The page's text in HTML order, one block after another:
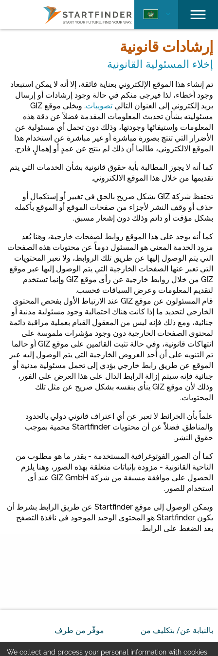
إرشادات قانونية
إخلاء المسئولية القانونية
تم إنشاء هذا الموقع الإلكتروني بعناية فائقة، إلا أنه لا يمكن استبعاد
وجود أخطاء، لذا فيرجى منكم في حالة وجود إرشادات أو إرسال
بريد إلكتروني إلى العنوان التالي تصويبات
. ويخلي موقع GIZ
مسئوليته بشأن تحديث المعلومات المقدمة فضلاً عن دقة هذه
المعلومات وإستيفائها وجودتها، وذلك دون تحمل أي مسئولية عن
الأضرار التي تنتج بصورة مباشرة أو غير مباشرة عن استخدام هذا
الموقع الالكتروني، طالما أن ذلك لم ينتج عن عمدٍ أو إهمالٍ فادح.
كما أنه لا يجوز المطالبة بأية حقوق قانونية بشأن الخدمات التي يتم
تقديمها من خلال هذا الموقع الالكتروني.
تحتفظ شركة GIZ بشكل صريح بالحق في تغيير أو إستكمال أو
حذف أو وقف النشر لأجزاء من صفحات الموقع أو الموقع بأكمله
بشكل مؤقت أو دائم وذلك دون إشعار مسبق.
كما أنه يوجد على هذا الموقع روابط لصفحات خارجية، وهنا يُعد
مزود الخدمة المعني هو المسئول دوماً عن محتويات هذه الصفحات
التي يتم الوصول إليها عن طريق تلك الروابط، ولا تعبر المحتويات
التي تعبر عنها الصفحات الخارجية التي يتم الوصول إليها عبر موقع
GIZ من خلال روابط خارجية عن رأي موقع GIZ وإنما تستخدم
لتقديم المعلومات وعرض السياقات فحسب.
قام المسئولون عن موقع GIZ عند الارتباط الأول بفحص المحتوى
الخارجي لتحديد ما إذا كانت هناك احتمالية وجود مسئولية مدنية أو
جنائية، ومع ذلك فإنه ليس من المعقول القيام بعملية مراقبة دائمة
لمحتوى الصفحات الخارجية دون وجود مؤشرات ملموسة على
انتهاكات قانونية، وفي حالة تثبت القائمين على موقع GIZ أو حالما
تم التنويه على أن أحد العروض الخارجية التي يتم الوصول إليه عبر
الموقع عن طريق رابط خارجي يؤدي إلى تحمل مسئولية مدنية أو
جنائية فإنه سيتم إزالة الرابط الدال على هذا العرض على الفور،
وذلك لأن موقع GIZ ينأى بنفسه بشكل صريح عن مثل تلك
المحتويات.
علماً بأن الخرائط لا تعبر عن أي اعتراف قانوني دولي بالحدود
والمناطق. فضلاً عن أن محتويات Startfinder محمية بموجب
حقوق النشر.
كما أن الصور الفوتوغرافية المستخدمة - بقدر ما هو مطلوب من
الناحية القانونية - مزودة بإثباتات متعلقة بهذه الصور، وهنا يلزم
الحصول على موافقة مسبقة من شركة GIZ GmbH عند أي
استخدام للصور.
ويمكن الوصول إلى موقع Startfinder عن طريق الرابط بشرط أن
يكون Startfinder هو المحتوى الوحيد الموجود في نافذة التصفح
بعد الضغط على الرابط.
بالنيابة عن/ بتكليف من موفّر من طرف
We collect and process your personal information with cookies